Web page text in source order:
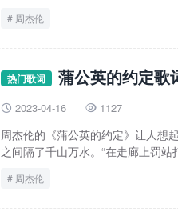
周杰伦
热门歌词 蒲公英的约定歌
 2023-04-16  1127
周杰伦的《蒲公英的约定》让人想
之间隔了千山万水。“在走廊上罚
周杰伦